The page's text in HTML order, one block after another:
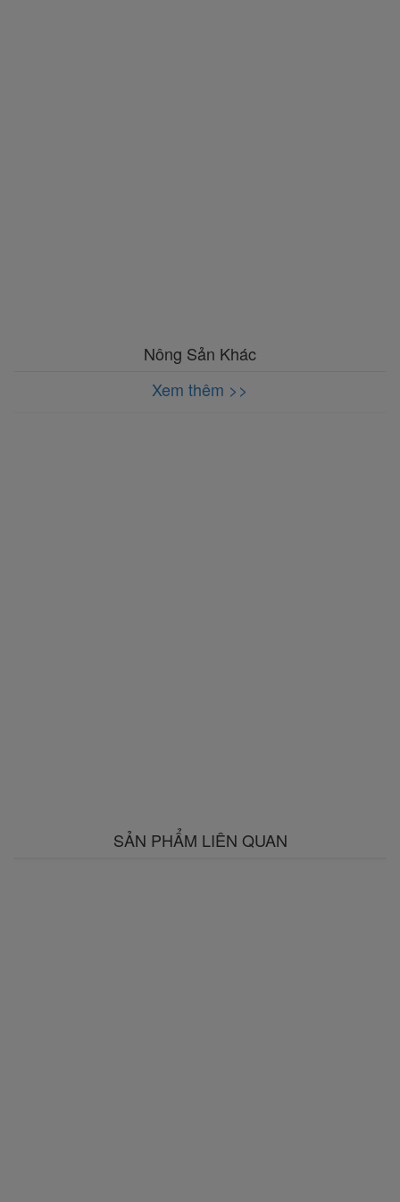
Nông Sản Khác
Xem thêm >>
SẢN PHẨM LIÊN QUAN